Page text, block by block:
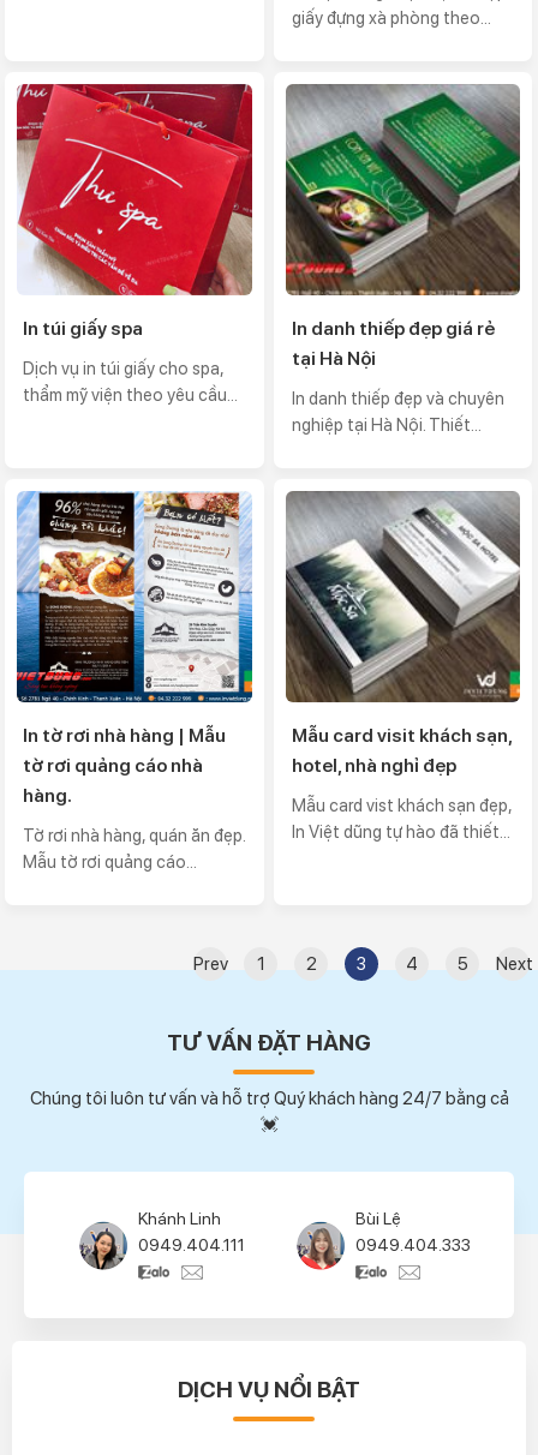
giấy đựng xà phòng theo...
In túi giấy spa
Dịch vụ in túi giấy cho spa,
thẩm mỹ viện theo yêu cầu...
In danh thiếp đẹp giá rẻ
tại Hà Nội
In danh thiếp đẹp và chuyên
nghiệp tại Hà Nội. Thiết...
In tờ rơi nhà hàng | Mẫu
tờ rơi quảng cáo nhà
hàng.
Tờ rơi nhà hàng, quán ăn đẹp.
Mẫu tờ rơi quảng cáo...
Mẫu card visit khách sạn,
hotel, nhà nghỉ đẹp
Mẫu card vist khách sạn đẹp,
In Việt dũng tự hào đã thiết...
Prev 1 2 3 4 5 Next
TƯ VẤN ĐẶT HÀNG
Chúng tôi luôn tư vấn và hỗ trợ Quý khách hàng 24/7 bằng cả
💓
Bùi Lệ
0949.404.333
Bùi Lệ
0949.404.333
0939.404.444
Phan Khải
DỊCH VỤ NỔI BẬT